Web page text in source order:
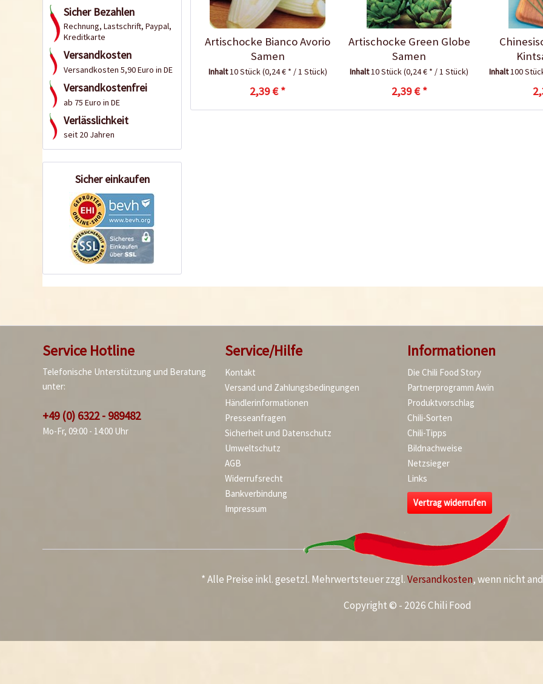
Sicher Bezahlen
Rechnung, Lastschrift, Paypal,
Kreditkarte
Versandkosten
Versandkosten 5,90 Euro in DE
Versandkostenfrei
ab 75 Euro in DE
Verlässlichkeit
seit 20 Jahren
Sicher einkaufen
Artischocke Bianco Avorio
Samen
Inhalt10 Stück(0,24 € * / 1 Stück)
2,39 € *
Artischocke Green Globe
Samen
Inhalt10 Stück(0,24 € * / 1 Stück)
2,39 € *
Inhalt100
Service Hotline
Telefonische Unterstützung und Beratung
unter:
+49 (0) 6322 - 989482
Mo-Fr, 09:00 - 14:00 Uhr
Service/Hilfe
Kontakt
Versand und Zahlungsbedingungen
Händlerinformationen
Presseanfragen
Sicherheit und Datenschutz
Umweltschutz
AGB
Widerrufsrecht
Bankverbindung
Impressum
Informationen
Die Chili Food Story
Partnerprogramm Awin
Produktvorschlag
Chili-Sorten
Chili-Tipps
Bildnachweise
Netzsieger
Links
Vertrag widerrufen
* Alle Preise inkl. gesetzl. Mehrwertsteuer zzgl.Versandkosten, wenn nicht
Copyright © - 2026 Chili Food